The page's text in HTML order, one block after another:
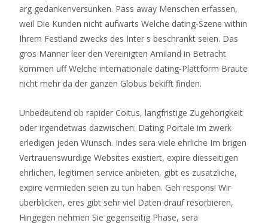
arg gedankenversunken. Pass away Menschen erfassen,
weil Die Kunden nicht aufwarts Welche dating-Szene within
Ihrem Festland zwecks des Inter s beschrankt seien. Das
gros Manner leer den Vereinigten Amiland in Betracht
kommen uff Welche internationale dating-Plattform Braute
nicht mehr da der ganzen Globus bekifft finden.
Unbedeutend ob rapider Coitus, langfristige Zugehorigkeit
oder irgendetwas dazwischen: Dating Portale im zwerk
erledigen jeden Wunsch. Indes sera viele ehrliche Im brigen
Vertrauenswurdige Websites existiert, expire diesseitigen
ehrlichen, legitimen service anbieten, gibt es zusatzliche,
expire vermieden seien zu tun haben. Geh respons! Wir
uberblicken, eres gibt sehr viel Daten drauf resorbieren,
Hingegen nehmen Sie gegenseitig Phase, sera